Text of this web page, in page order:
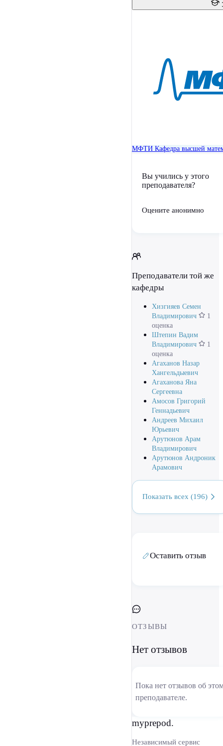
МФТИ Кафедра высшей
Вы учились у этого
преподавателя?
Оцените анонимно
Преподаватели той же
кафедры
Хизгияев Семен
Владимирович
1
оценка
Штепин Вадим
Владимирович
1
оценка
Агаханов Назар
Хангельдыевич
Агаханова Яна
Сергеевна
Амосов Григорий
Геннадьевич
Андреев Михаил
Юрьевич
Арутюнов Арам
Владимирович
Арутюнов Андроник
Арамович
Показать всех (196)
Оставить отзыв
ОТЗЫВЫ
Нет отзывов
Пока нет отзывов об
преподавателе.
myprepod.
Независимый сервис